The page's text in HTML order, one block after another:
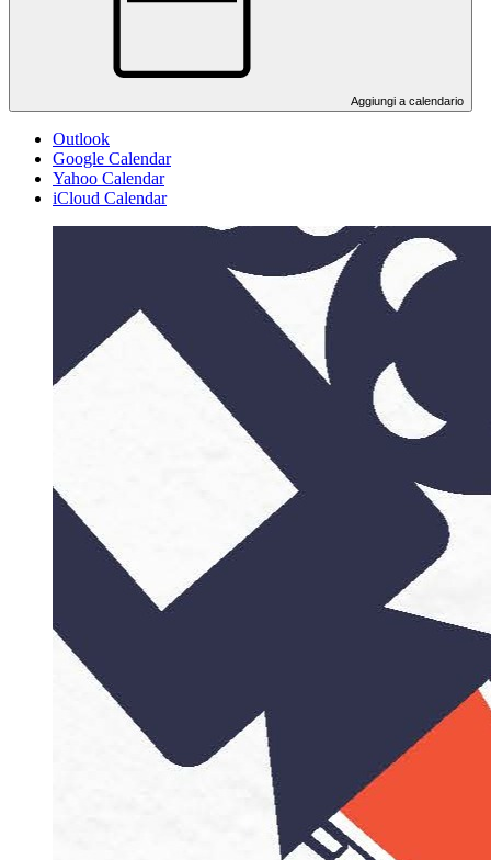
Aggiungi a calendario
Outlook
Google Calendar
Yahoo Calendar
iCloud Calendar